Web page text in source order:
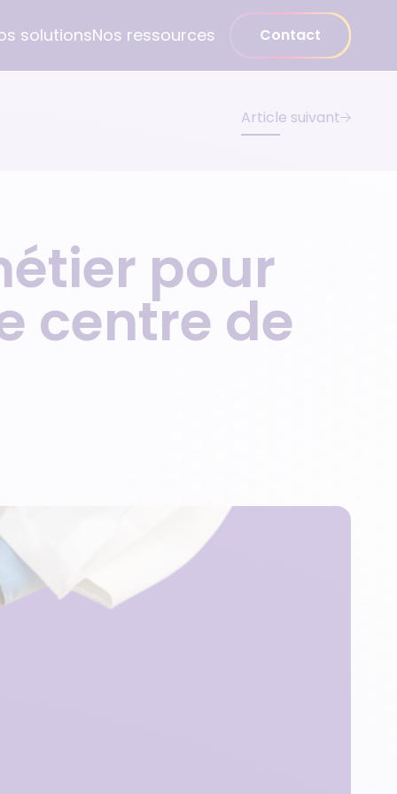
Pédiatre
Dentiste
solutionsNos ressources Contact
Article suivant
pour
centre de